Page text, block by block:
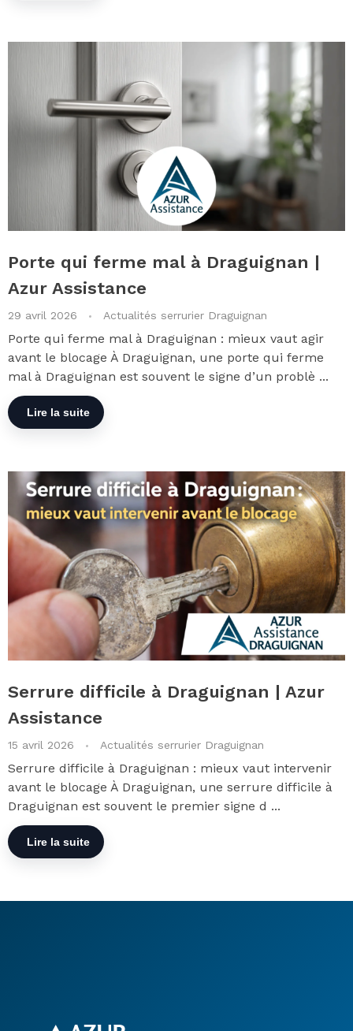
Porte qui ferme mal à Draguignan |
Azur Assistance
29 avril 2026 Actualités serrurier Draguignan
Porte qui ferme mal à Draguignan : mieux vaut agir
avant le blocage À Draguignan, une porte qui ferme
mal à Draguignan est souvent le signe d’un problè ...
Serrure difficile à Draguignan | Azur
Assistance
15 avril 2026 Actualités serrurier Draguignan
Serrure difficile à Draguignan : mieux vaut intervenir
avant le blocage À Draguignan, une serrure difficile à
Draguignan est souvent le premier signe d ...